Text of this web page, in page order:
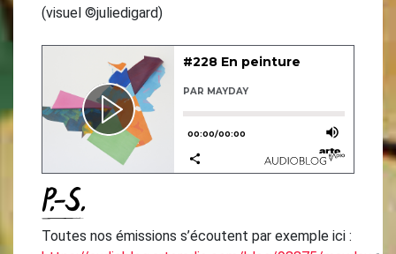
(visuel ©juliedigard)
P.-S.
Toutes nos émissions s’écoutent par exemple ici :